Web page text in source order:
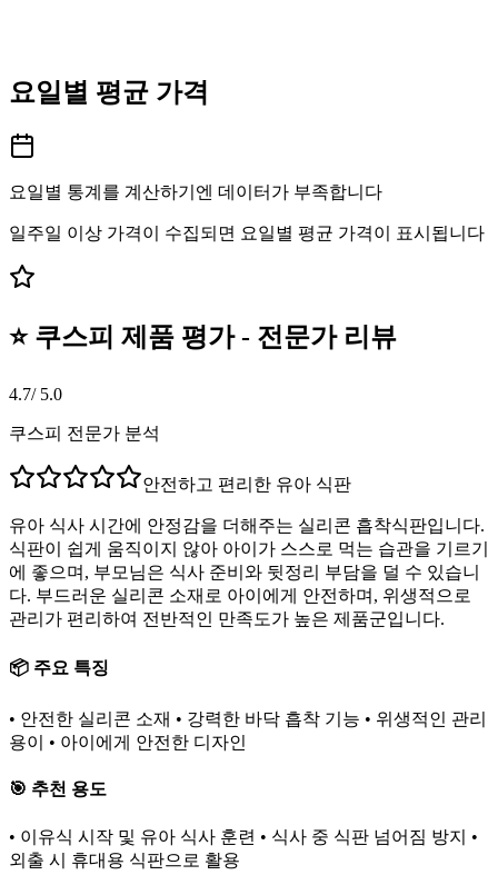
요일별 평균 가격
요일별 통계를 계산하기엔 데이터가 부족합니다
일주일 이상 가격이 수집되면 요일별 평균 가격이 표시됩니다
⭐ 쿠스피 제품 평가 - 전문가 리뷰
4.7/ 5.0
쿠스피 전문가 분석
안전하고 편리한 유아 식판
유아 식사 시간에 안정감을 더해주는 실리콘 흡착식판입니다.
식판이 쉽게 움직이지 않아 아이가 스스로 먹는 습관을 기르기
에 좋으며, 부모님은 식사 준비와 뒷정리 부담을 덜 수 있습니
다. 부드러운 실리콘 소재로 아이에게 안전하며, 위생적으로
관리가 편리하여 전반적인 만족도가 높은 제품군입니다.
📦 주요 특징
• 안전한 실리콘 소재 • 강력한 바닥 흡착 기능 • 위생적인 관리
용이 • 아이에게 안전한 디자인
🎯 추천 용도
• 이유식 시작 및 유아 식사 훈련 • 식사 중 식판 넘어짐 방지 •
외출 시 휴대용 식판으로 활용